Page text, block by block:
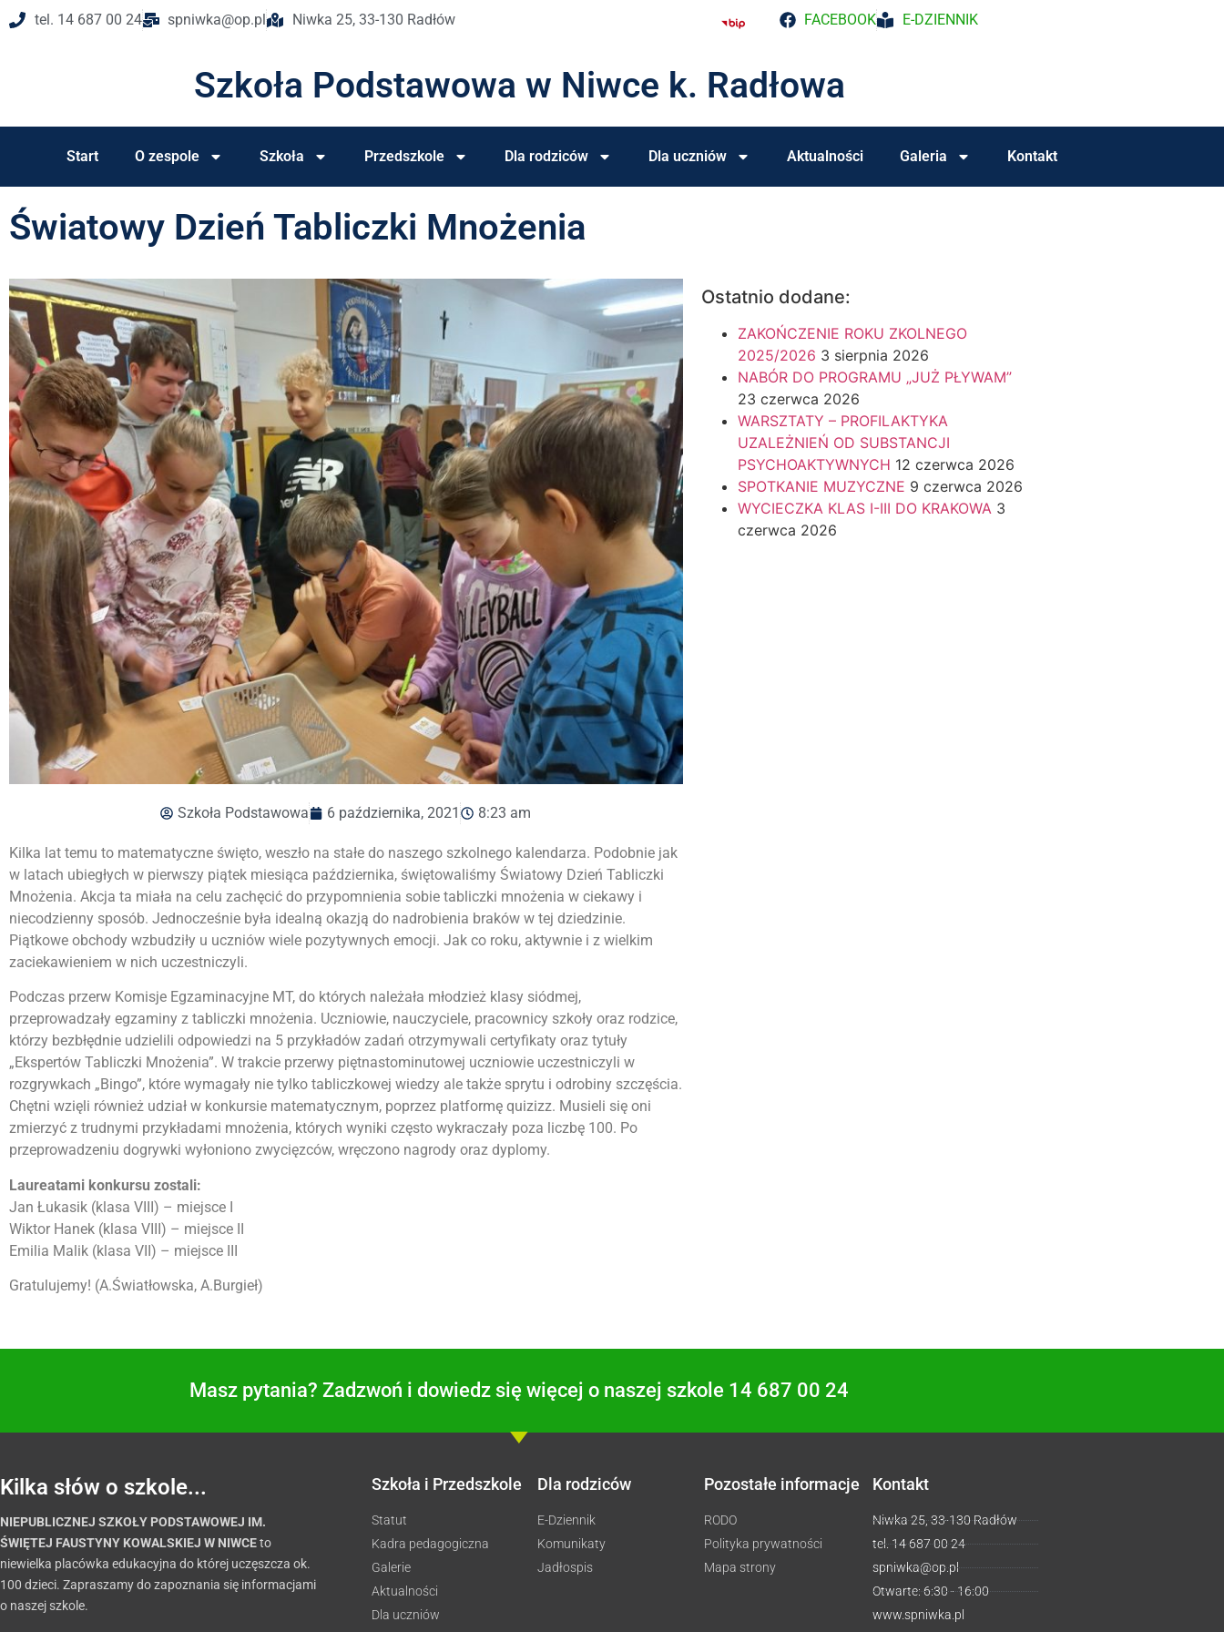
tel. 14 687 00 24 spniwka@op.pl Niwka 25, 33-130 Radłów FACEBOOK E-DZIENNIK
Szkoła Podstawowa w Niwce k. Radłowa
Start O zespole Szkoła Przedszkole Dla rodziców Dla uczniów Aktualności Galeria Kontakt
Światowy Dzień Tabliczki Mnożenia
Szkoła Podstawowa 6 października, 2021 8:23 am
Kilka lat temu to matematyczne święto, weszło na stałe do naszego szkolnego kalendarza. Podobnie jak
w latach ubiegłych w pierwszy piątek miesiąca października, świętowaliśmy Światowy Dzień Tabliczki
Mnożenia. Akcja ta miała na celu zachęcić do przypomnienia sobie tabliczki mnożenia w ciekawy i
niecodzienny sposób. Jednocześnie była idealną okazją do nadrobienia braków w tej dziedzinie.
Piątkowe obchody wzbudziły u uczniów wiele pozytywnych emocji. Jak co roku, aktywnie i z wielkim
zaciekawieniem w nich uczestniczyli.
Podczas przerw Komisje Egzaminacyjne MT, do których należała młodzież klasy siódmej,
przeprowadzały egzaminy z tabliczki mnożenia. Uczniowie, nauczyciele, pracownicy szkoły oraz rodzice,
którzy bezbłędnie udzielili odpowiedzi na 5 przykładów zadań otrzymywali certyfikaty oraz tytuły
„Ekspertów Tabliczki Mnożenia”. W trakcie przerwy piętnastominutowej uczniowie uczestniczyli w
rozgrywkach „Bingo”, które wymagały nie tylko tabliczkowej wiedzy ale także sprytu i odrobiny szczęścia.
Chętni wzięli również udział w konkursie matematycznym, poprzez platformę quizizz. Musieli się oni
zmierzyć z trudnymi przykładami mnożenia, których wyniki często wykraczały poza liczbę 100. Po
przeprowadzeniu dogrywki wyłoniono zwycięzców, wręczono nagrody oraz dyplomy.
Laureatami konkursu zostali:
Jan Łukasik (klasa VIII) – miejsce I
Wiktor Hanek (klasa VIII) – miejsce II
Emilia Malik (klasa VII) – miejsce III
Gratulujemy! (A.Światłowska, A.Burgieł)
Ostatnio dodane:
ZAKOŃCZENIE ROKU ZKOLNEGO
2025/2026 3 sierpnia 2026
NABÓR DO PROGRAMU „JUŻ PŁYWAM”
23 czerwca 2026
WARSZTATY – PROFILAKTYKA
UZALEŻNIEŃ OD SUBSTANCJI
PSYCHOAKTYWNYCH 12 czerwca 2026
SPOTKANIE MUZYCZNE 9 czerwca 2026
WYCIECZKA KLAS I-III DO KRAKOWA 3
czerwca 2026
Masz pytania? Zadzwoń i dowiedz się więcej o naszej szkole 14 687 00 24
Kilka słów o szkole...
NIEPUBLICZNEJ SZKOŁY PODSTAWOWEJ IM.
ŚWIĘTEJ FAUSTYNY KOWALSKIEJ W NIWCEto
niewielka placówka edukacyjna do której uczęszcza ok.
100 dzieci. Zapraszamy do zapoznania się informacjami
o naszej szkole.
Szkoła i Przedszkole
Statut
Kadra pedagogiczna
Galerie
Aktualności
Dla uczniów
Dla rodziców
E-Dziennik
Komunikaty
Jadłospis
Pozostałe informacje
RODO
Polityka prywatności
Mapa strony
Kontakt
Niwka 25, 33-130 Radłów
tel. 14 687 00 24
spniwka@op.pl
Otwarte: 6:30 - 16:00
www.spniwka.pl